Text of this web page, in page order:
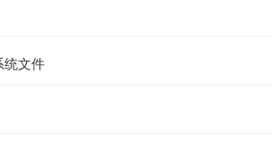
统文件